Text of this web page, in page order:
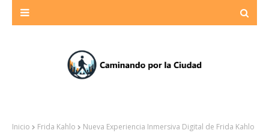
Inicio Frida Kahlo Nueva Experiencia Inmersiva Digital de Frida Kahlo